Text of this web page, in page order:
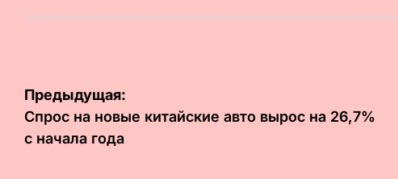
Навигация
по
записям
Предыдущая:
Спрос на новые китайские авто вырос на 26,7%
c начала года